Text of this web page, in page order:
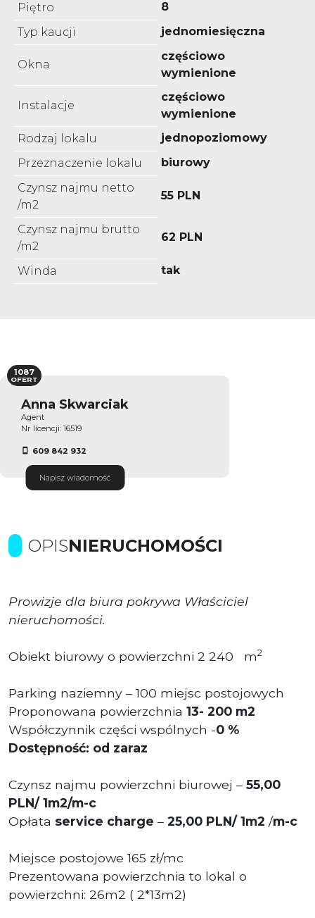
Piętro
8
Typ kaucji
jednomiesięczna
Okna
częściowo
wymienione
Instalacje
częściowo
wymienione
Rodzaj lokalu
jednopoziomowy
Przeznaczenie lokalu
biurowy
Czynsz najmu netto
/m2
55 PLN
Czynsz najmu brutto
/m2
62 PLN
Winda tak
Anna Skwarciak
Agent
Nr licencji: 16519
609 842 932
Napisz wiadomość
1087
OFERT
OPISNIERUCHOMOŚCI
Prowizje dla biura pokrywa Właściciel
nieruchomości.
Obiekt biurowy o powierzchni 2 240 m2
Parking naziemny – 100 miejsc postojowych
Proponowana powierzchnia 13- 200 m2
Współczynnik części wspólnych -0 %
Dostępność: od zaraz
Czynsz najmu powierzchni biurowej – 55,00
PLN/ 1m2/m-c
Opłata service charge – 25,00 PLN/ 1m2 /m-c
Miejsce postojowe 165 zł/mc
Prezentowana powierzchnia to lokal o
powierzchni: 26m2 ( 2*13m2)